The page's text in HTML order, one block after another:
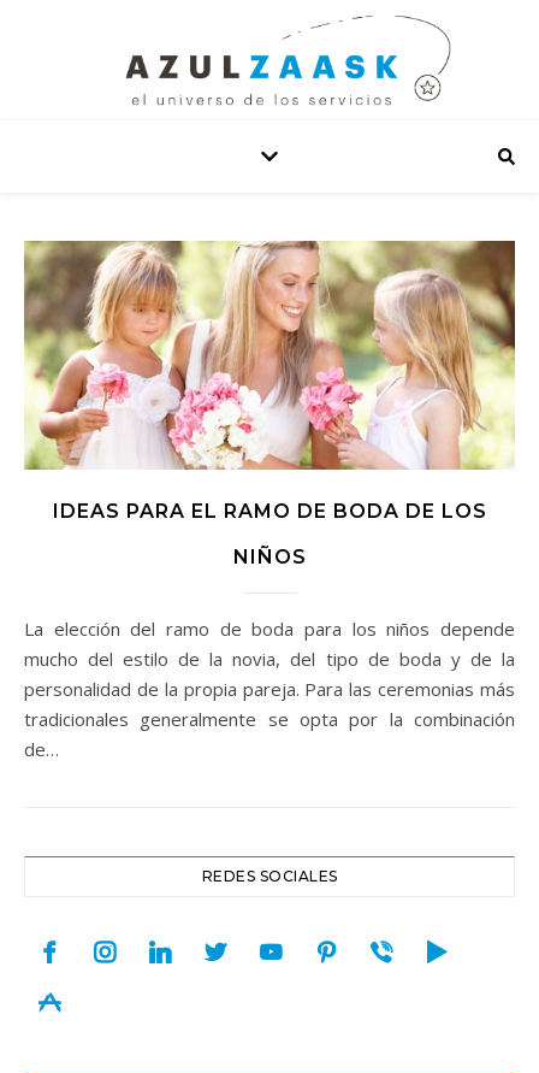
IDEAS PARA EL RAMO DE BODA DE LOS
NIÑOS
La elección del ramo de boda para los niños depende
mucho del estilo de la novia, del tipo de boda y de la
personalidad de la propia pareja. Para las ceremonias más
tradicionales generalmente se opta por la combinación
de…
REDES SOCIALES
facebookinstagramlinkedintwitteryoutubepinterest
viber play
appstore